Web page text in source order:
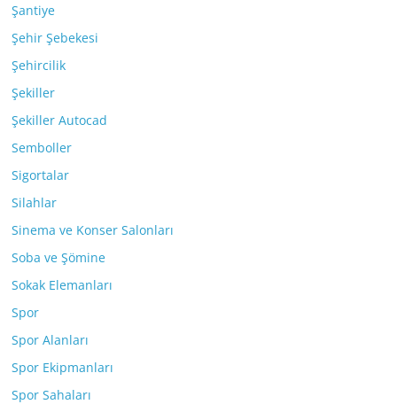
Şantiye
Şehir Şebekesi
Şehircilik
Şekiller
Şekiller Autocad
Semboller
Sigortalar
Silahlar
Sinema ve Konser Salonları
Soba ve Şömine
Sokak Elemanları
Spor
Spor Alanları
Spor Ekipmanları
Spor Sahaları